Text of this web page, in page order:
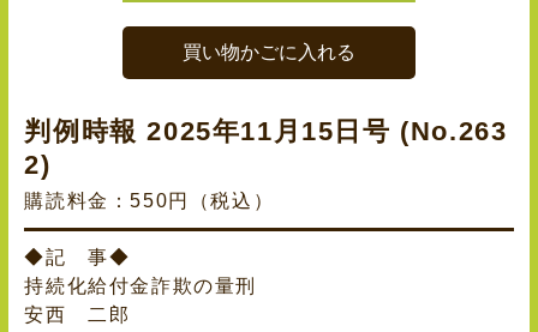
買い物かごに入れる
判例時報 2025年11月15日号 (No.263
2)
購読料金：550円（税込）
◆記 事◆
持続化給付金詐欺の量刑
安西 二郎